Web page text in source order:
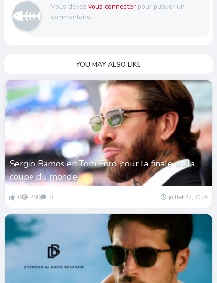
Vous devez vous connecterpour publier un
commentaire.
YOU MAY ALSO LIKE
Sergio Ramos en Tom Ford pour la finale de la
coupe du monde
0 280 0 juillet 27, 2026